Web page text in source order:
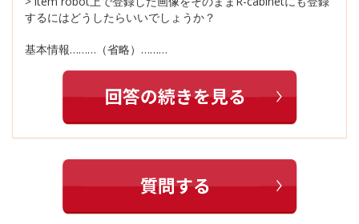
するにはどうしたらいいでしょうか？
基本情報………（省略）………